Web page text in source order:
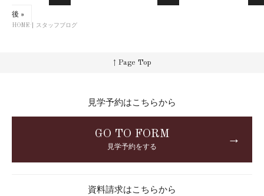
後 »
HOME スタッフブログ
↑ Page Top
見学予約はこちらから
GO TO FORM
見学予約をする
→
資料請求はこちらから